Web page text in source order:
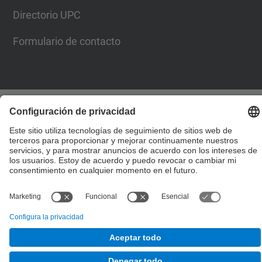
Directorio UPC
Formulario de contacto
© UPC
Escuela Técnica Superior de Ingenieros de Caminos,
Desarrollado con
Mapa del Sitio
Aviso legal
Configuración de privacidad